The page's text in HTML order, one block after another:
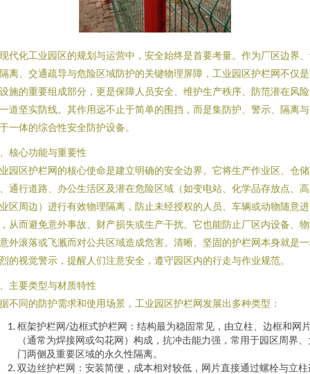
代化工业园区的规划与运营中，安全始终是首要考量。作为厂区边界
离、交通疏导与危险区域防护的关键物理屏障，工业园区护栏网不仅
施的重要组成部分，更是保障人员安全、维护生产秩序、防范潜在风
道坚实防线。其作用远不止于简单的围挡，而是集防护、警示、隔离
一体的综合性安全防护设备。
核心功能与重要性
园区护栏网的核心使命是建立明确的安全边界。它将生产作业区、仓储
通行道路、办公生活区及潜在危险区域（如变电站、化学品存放点、
区周边）进行有效物理隔离，防止未经授权的人员、车辆或动物随意进
从而避免意外事故、财产损失或生产干扰。它也能防止厂区内设备、
外滚落或飞溅而对公共区域造成危害。清晰、坚固的护栏网本身就是
的视觉警示，提醒人们注意安全，遵守园区内的行走与作业规范。
主要类型与材质特性
不同的防护需求和使用场景，工业园区护栏网发展出多种类型：
框架护栏网/边框式护栏网：结构最为稳固常见，由立柱、边框和网
（通常为焊接网或勾花网）构成，抗冲击能力强，常用于园区周界
门两侧及重要区域的永久性隔离。
双边丝护栏网：安装简便，成本相对较低，网片直接通过螺栓与立柱